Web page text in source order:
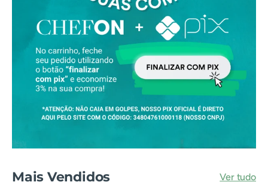
Mais Vendidos Ver tudo